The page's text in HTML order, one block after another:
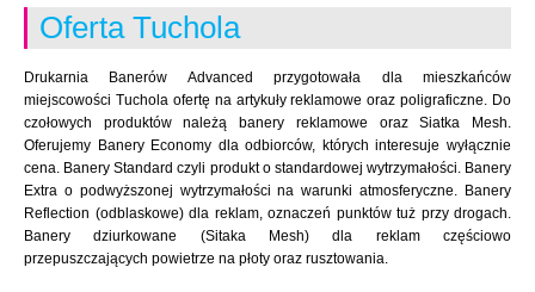
Oferta Tuchola
Drukarnia Banerów Advanced przygotowała dla mieszkańców
miejscowości Tuchola ofertę na artykuły reklamowe oraz poligraficzne. Do
czołowych produktów należą banery reklamowe oraz Siatka Mesh.
Oferujemy Banery Economy dla odbiorców, których interesuje wyłącznie
cena. Banery Standard czyli produkt o standardowej wytrzymałości. Banery
Extra o podwyższonej wytrzymałości na warunki atmosferyczne. Banery
Reflection (odblaskowe) dla reklam, oznaczeń punktów tuż przy drogach.
Banery dziurkowane (Sitaka Mesh) dla reklam częściowo
przepuszczających powietrze na płoty oraz rusztowania.